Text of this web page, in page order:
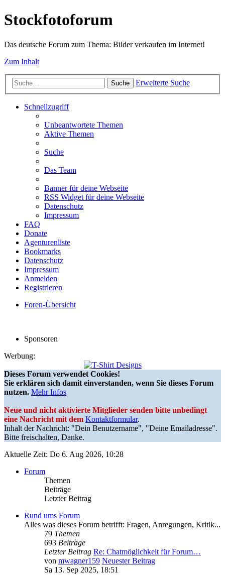
Stockfotoforum
Das deutsche Forum zum Thema: Bilder verkaufen im Internet!
Zum Inhalt
Suche Erweiterte Suche
Schnellzugriff
Unbeantwortete Themen
Aktive Themen
Suche
Das Team
Banner für deine Webseite
RSS Widget für deine Webseite
Datenschutz
Impressum
FAQ
Donate
Agenturenliste
Bookmarks
Datenschutz
Impressum
Anmelden
Registrieren
Foren-Übersicht
Sponsoren
Werbung:
Dieses Forum verwendet Cookies!
Sie erklären sich damit einverstanden, wenn Sie dieses Forum
nutzen. Mehr Infos
Neue und nicht aktivierte Mitglieder senden bitte unbedingt
eine Nachricht mit dem Kontaktformular.
Inhalt der Nachricht: "Dein Benutzername", "Deine Emailadresse".
Bitte freischalten, Danke.
Aktuelle Zeit: Do 6. Aug 2026, 10:28
Forum
Themen
Beiträge
Letzter Beitrag
Rund ums Forum
Alles was dieses Forum betrifft: Fragen, Anregungen, Kritik...
79 Themen
693 Beiträge
Letzter Beitrag Re: Chatmöglichkeit für Forum…
von mwagner159 Neuester Beitrag
Sa 13. Sep 2025, 18:51